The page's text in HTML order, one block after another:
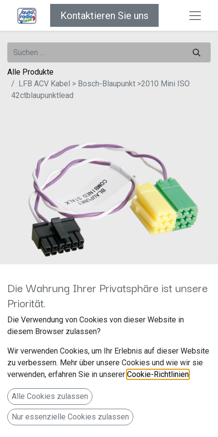
Kontaktieren Sie uns
Alle Produkte
LFB ACV Kabel > Bosch-Blaupunkt >2010 Mini ISO
42ctblaupunktlead
LFB ACV Kabel > Bosch-
Blaupunkt >2010 Mini ISO
42ctblaupunktlead
Artikelnummer: 42ctblaupunktlead
acv GmbH
Straßburger Allee 10-12
Die Wahrung Ihrer Privatsphäre ist unsere
Priorität.
Die Verwendung von Cookies von dieser Website in
diesem Browser zulassen?
Wir verwenden Cookies, um Ihr Erlebnis auf dieser Website
zu verbessern. Mehr über unsere Cookies und wie wir sie
verwenden, erfahren Sie in unserer Cookie-Richtlinien
Alle Cookies zulassen
Nur essenzielle Cookies zulassen